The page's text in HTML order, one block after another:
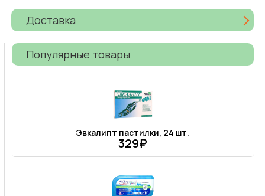
Доставка
Популярные товары
Эвкалипт пастилки, 24 шт.
329₽